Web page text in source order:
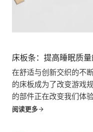
床板条：提高睡眠质量
在舒适与创新交织的不
的床板成为了改变游戏
的部件正在改变我们体
化和功能性完美地结合
阅读更多